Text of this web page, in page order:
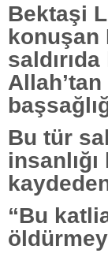
Bektaşi
konuşan
Bu tür
“Bu